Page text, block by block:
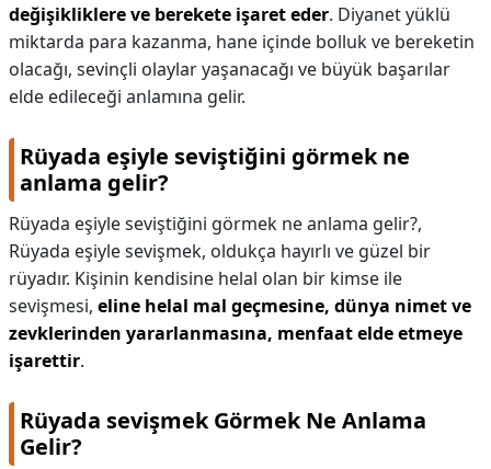
değişikliklere ve berekete işaret eder. Diyanet yüklü
miktarda para kazanma, hane içinde bolluk ve bereketin
olacağı, sevinçli olaylar yaşanacağı ve büyük başarılar
elde edileceği anlamına gelir.
Rüyada eşiyle seviştiğini görmek ne
anlama gelir?
Rüyada eşiyle seviştiğini görmek ne anlama gelir?,
Rüyada eşiyle sevişmek, oldukça hayırlı ve güzel bir
rüyadır. Kişinin kendisine helal olan bir kimse ile
sevişmesi, eline helal mal geçmesine, dünya nimet ve
zevklerinden yararlanmasına, menfaat elde etmeye
işarettir.
Rüyada sevişmek Görmek Ne Anlama
Gelir?